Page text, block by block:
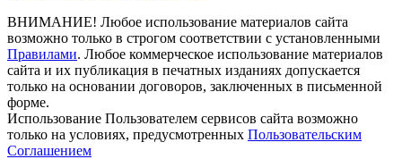
ВНИМАНИЕ! Любое использование материалов сайта
возможно только в строгом соответствии с установленными
Правилами. Любое коммерческое использование материалов
сайта и их публикация в печатных изданиях допускается
только на основании договоров, заключенных в письменной
форме.
Использование Пользователем сервисов сайта возможно
только на условиях, предусмотренных Пользовательским
Соглашением